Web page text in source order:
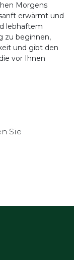
Morgens
erwärmt und
lebhaftem
zu beginnen,
und gibt den
vor Ihnen
Sie